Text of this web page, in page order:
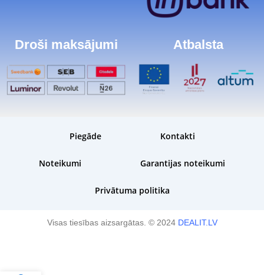
Droši maksājumi Atbalsta
Piegāde Kontakti
Noteikumi Garantijas noteikumi
Privātuma politika
Visas tiesības aizsargātas. © 2024 DEALIT.LV